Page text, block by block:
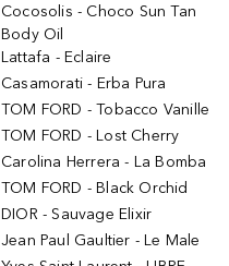
Cocosolis - Choco Sun Tan
Body Oil
Lattafa - Eclaire
Casamorati - Erba Pura
TOM FORD - Tobacco Vanille
TOM FORD - Lost Cherry
Carolina Herrera - La Bomba
TOM FORD - Black Orchid
DIOR - Sauvage Elixir
Jean Paul Gaultier - Le Male